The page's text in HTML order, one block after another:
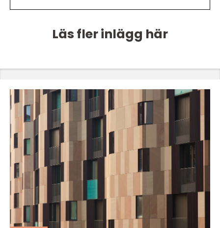
Läs fler inlägg här